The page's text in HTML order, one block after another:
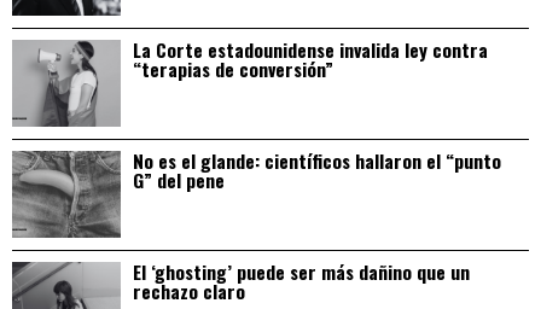
La Corte estadounidense invalida ley contra
“terapias de conversión”
No es el glande: científicos hallaron el “punto
G” del pene
El ‘ghosting’ puede ser más dañino que un
rechazo claro